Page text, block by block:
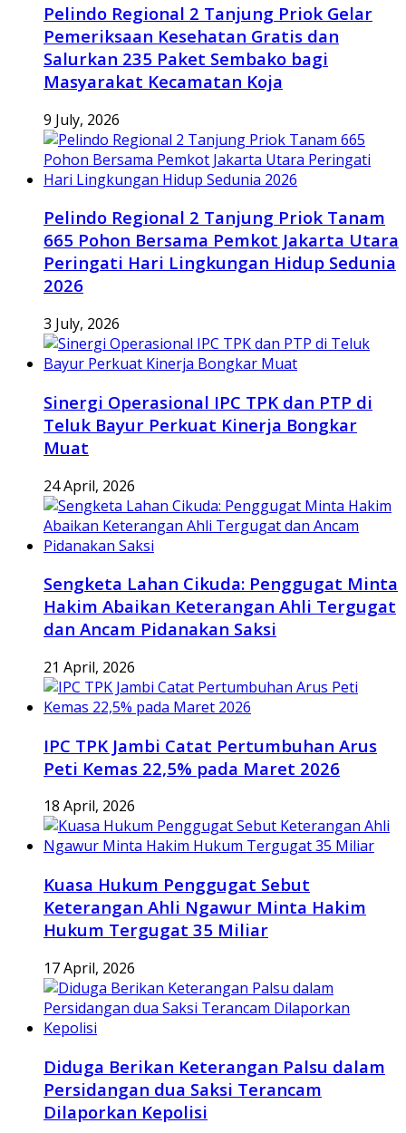
Pelindo Regional 2 Tanjung Priok Gelar
Pemeriksaan Kesehatan Gratis dan
Salurkan 235 Paket Sembako bagi
Masyarakat Kecamatan Koja
9 July, 2026
Pelindo Regional 2 Tanjung Priok Tanam
665 Pohon Bersama Pemkot Jakarta Utara
Peringati Hari Lingkungan Hidup Sedunia
2026
3 July, 2026
Sinergi Operasional IPC TPK dan PTP di
Teluk Bayur Perkuat Kinerja Bongkar
Muat
24 April, 2026
Sengketa Lahan Cikuda: Penggugat Minta
Hakim Abaikan Keterangan Ahli Tergugat
dan Ancam Pidanakan Saksi
21 April, 2026
IPC TPK Jambi Catat Pertumbuhan Arus
Peti Kemas 22,5% pada Maret 2026
18 April, 2026
Kuasa Hukum Penggugat Sebut
Keterangan Ahli Ngawur Minta Hakim
Hukum Tergugat 35 Miliar
17 April, 2026
Diduga Berikan Keterangan Palsu dalam
Persidangan dua Saksi Terancam
Dilaporkan Kepolisi